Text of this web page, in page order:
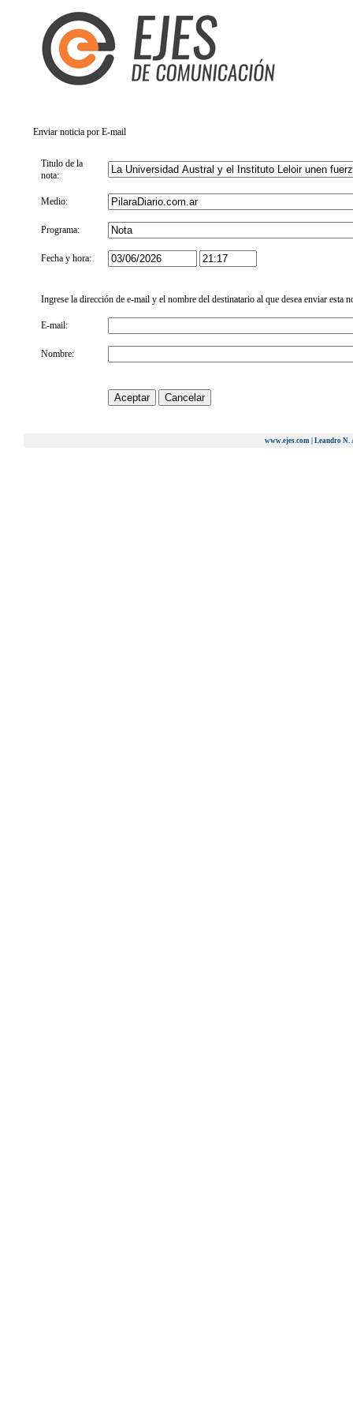
Enviar noticia por E-mail
Titulo de la
nota:
Medio:
Programa:
Fecha y hora:
Ingrese la dirección de e-mail y el nombre del destinatario al que desea enviar esta
E-mail:
Nombre:
www.ejes.com | Leandro N.